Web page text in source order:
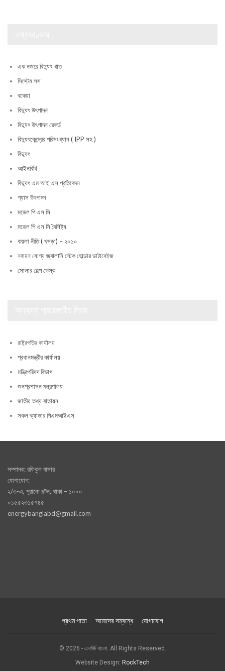
এক নজরে বিদ্যুৎ খাত
সিস্টেম লস
বকেয়া
বিদ্যুৎ উৎপাদন
বিদ্যুৎ উৎপাদন রেকর্ড
বিদ্যুৎকেন্দ্রের পরিসংখ্যান ( IPP সহ )
বিদ্যুৎ
আইনবিধি
বিদ্যুৎ এম আই এস প্রতিবেদন
গ্যাস উৎপাদন
মডেল পি এস সি
মডেল পি এস সি বৈশিষ্ট্য
কয়লা নীতি ( খসড়া) – ২০১০
নবায়ন যোগ্য জ্বালানি স্টেক হোল্ডার ডাটাবেইজ
সোলার হেল্প ডেস্ক
রাষ্ট্রপতির কার্যালয়
প্রধানমন্ত্রীর কার্যালয়
মন্ত্রিপরিষদ বিভাগ
জনপ্রশাসন মন্ত্রণালয়
জাতীয় তথ্য বাতায়ন
সকল ক্যাডার পিএমআইএস
সম্পাদক: রফিকুল বাসার
যোগাযোগ:
২/৩-এ, পূরানো পল্টন, থাকা – ১০০০
০১৫৫২৩১৫৭৪৫
energybanglabd@gmail.com
প্রথম পাতা আমাদের সম্বন্ধে যোগাযোগ
© 2026 - এনার্জি বাংলা. All Rights Reserved.
Website Design: RockTech